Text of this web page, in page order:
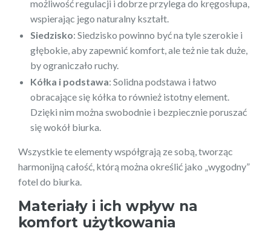
możliwość regulacji i dobrze przylega do kręgosłupa,
wspierając jego naturalny kształt.
Siedzisko: Siedzisko powinno być na tyle szerokie i
głębokie, aby zapewnić komfort, ale też nie tak duże,
by ograniczało ruchy.
Kółka i podstawa: Solidna podstawa i łatwo
obracające się kółka to również istotny element.
Dzięki nim można swobodnie i bezpiecznie poruszać
się wokół biurka.
Wszystkie te elementy współgrają ze sobą, tworząc
harmonijną całość, którą można określić jako „wygodny”
fotel do biurka.
Materiały i ich wpływ na
komfort użytkowania